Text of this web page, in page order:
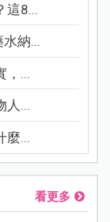
這8...
納...
，...
人...
麼...
看更多